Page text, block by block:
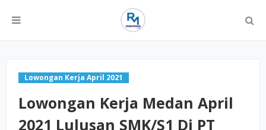
Lowongan Kerja April 2021
Lowongan Kerja Medan April
2021 Lulusan SMK/S1 Di PT